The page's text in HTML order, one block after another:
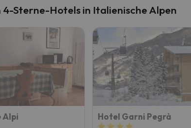
4-Sterne-Hotels in Italienische Alpen
Alpi Hotel Garni Pegrà